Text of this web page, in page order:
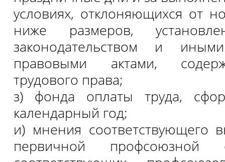
условиях, отклоняющихся от
ниже размеров,
законодательством и
правовыми актами,
трудового права;
з) фонда оплаты труда,
календарный год;
и) мнения соответствующего
первичной профсоюзной